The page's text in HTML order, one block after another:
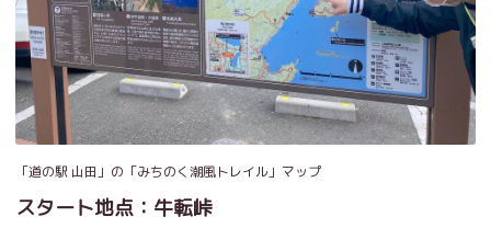
「道の駅 山田」の「みちのく潮風トレイル」マップ
スタート地点：牛転峠